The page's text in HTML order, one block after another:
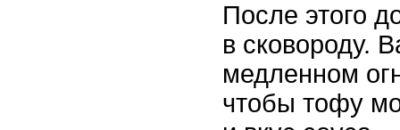
После этого
в сковороду.
медленном
чтобы тофу